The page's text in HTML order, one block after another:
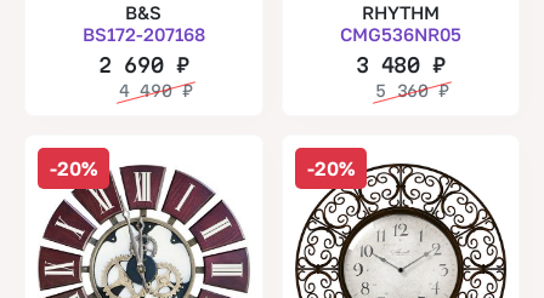
B&S
BS172-207168
2 690 ₽
4 490₽
RHYTHM
CMG536NR05
3 480₽
5 360₽
-20% -20%